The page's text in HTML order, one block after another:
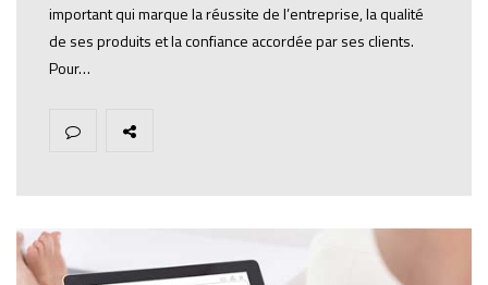
important qui marque la réussite de l’entreprise, la qualité
de ses produits et la confiance accordée par ses clients.
Pour…